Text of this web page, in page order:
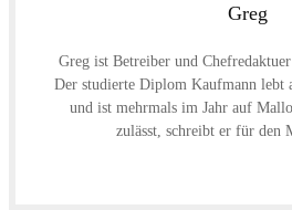
Greg
Greg ist Betreiber und
Der studierte Diplom Kaufmann lebt
und ist mehrmals im Jahr auf
zulässt, schreibt er für den